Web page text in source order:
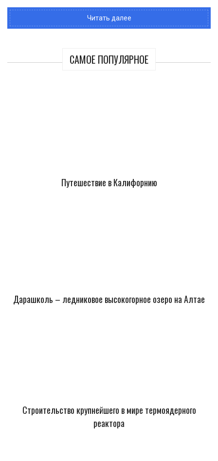
Читать далее
САМОЕ ПОПУЛЯРНОЕ
Путешествие в Калифорнию
Дарашколь – ледниковое высокогорное озеро на Алтае
Строительство крупнейшего в мире термоядерного
реактора